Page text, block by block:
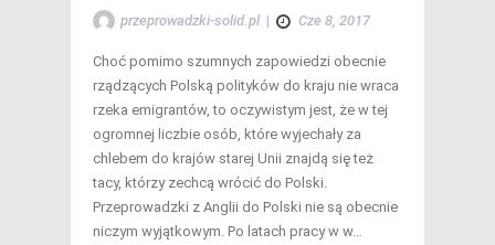
przeprowadzki-solid.pl | Cze 8, 2017
Choć pomimo szumnych zapowiedzi obecnie
rządzących Polską polityków do kraju nie wraca
rzeka emigrantów, to oczywistym jest, że w tej
ogromnej liczbie osób, które wyjechały za
chlebem do krajów starej Unii znajdą się też
tacy, którzy zechcą wrócić do Polski.
Przeprowadzki z Anglii do Polski nie są obecnie
niczym wyjątkowym. Po latach pracy w w…